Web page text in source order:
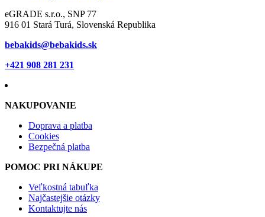
eGRADE s.r.o., SNP 77
916 01 Stará Turá, Slovenská Republika
bebakids@bebakids.sk
+421 908 281 231
NAKUPOVANIE
Doprava a platba
Cookies
Bezpečná platba
POMOC PRI NÁKUPE
Veľkostná tabuľka
Najčastejšie otázky
Kontaktujte nás